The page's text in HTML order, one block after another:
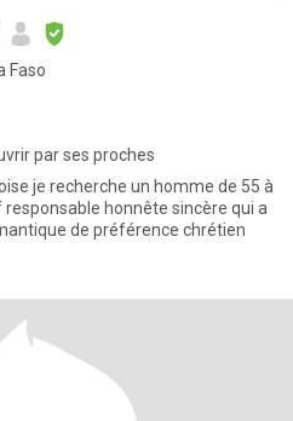
Faso
par ses proches
je recherche un homme de 55 à
honnête sincère qui a
de préférence chrétien